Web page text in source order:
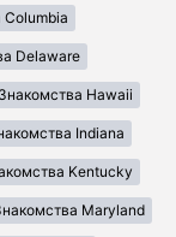
Columbia
Delaware
Знакомства Hawaii
Indiana
Kentucky
Maryland